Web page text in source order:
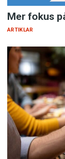
Mer fokus
ARTIKLAR